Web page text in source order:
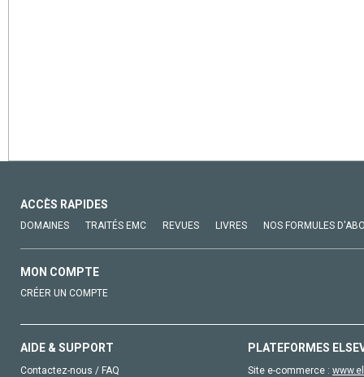
ACCÈS RAPIDES
DOMAINES TRAITÉS EMC REVUES LIVRES NOS FORMULES
MON COMPTE
CRÉER UN COMPTE
AIDE & SUPPORT
Contactez-nous / FAQ
PLATEFORMES
Site e-commerce :